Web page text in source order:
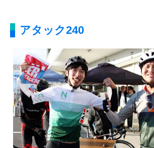
アタック240